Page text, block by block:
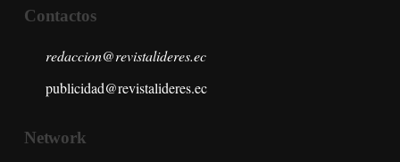
Contactos
redaccion@revistalideres.ec
publicidad@revistalideres.ec
Network